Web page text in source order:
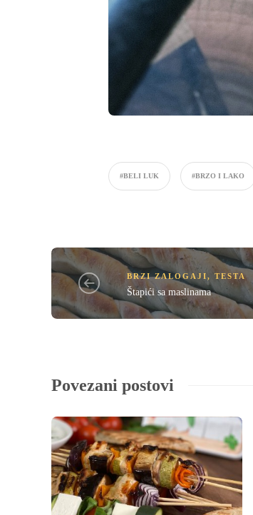
#BELI LUK #BRZO I LAKO
BRZI ZALOGAJI, TESTA
Štapići sa maslinama
Povezani postovi